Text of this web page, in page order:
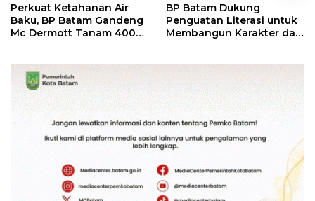
Perkuat Ketahanan Air
Baku, BP Batam Gandeng
Mc Dermott Tanam 400
BP Batam Dukung
Penguatan Literasi untuk
Membangun Karakter dan